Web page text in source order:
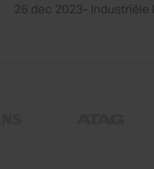
26 dec 2023- Industriële